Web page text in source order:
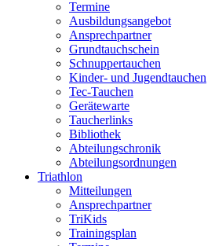
Termine
Ausbildungsangebot
Ansprechpartner
Grundtauchschein
Schnuppertauchen
Kinder- und Jugendtauchen
Tec-Tauchen
Gerätewarte
Taucherlinks
Bibliothek
Abteilungschronik
Abteilungsordnungen
Triathlon
Mitteilungen
Ansprechpartner
TriKids
Trainingsplan